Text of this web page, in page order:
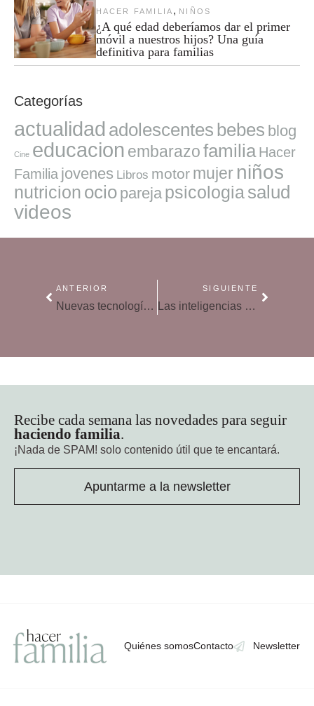
HACER FAMILIA , NIÑOS
¿A qué edad deberíamos dar el primer
móvil a nuestros hijos? Una guía
definitiva para familias
Categorías
actualidad adolescentes bebes blog
Cine educacion embarazofamilia Hacer
Familia jovenes Libros motor mujer niños
nutricion ocio pareja psicologiasalud
videos
ANTERIOR
Nuevas tecnologías en el colegio, sus beneficios
SIGUIENTE
Las inteligencias múltiples y sus beneficios en el colegio
Recibe cada semana las novedades para seguir
haciendo familia.
¡Nada de SPAM! solo contenido útil que te encantará.
Apuntarme a la newsletter
Quiénes somosContacto Newsletter